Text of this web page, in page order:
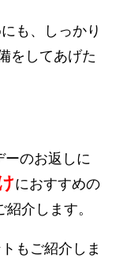
も、しっかり
をしてあげた
のお返しに
におすすめの
紹介します。
もご紹介しま